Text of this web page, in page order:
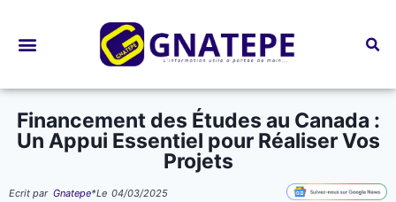
Financement des Études au Canada :
Un Appui Essentiel pour Réaliser Vos
Projets
Ecrit par Gnatepe*Le 04/03/2025